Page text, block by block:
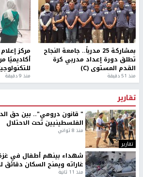
بمشاركة 25 مدرباً.. جامعة النجاح
تطلق دورة إعداد مدربي كرة
القدم المستوى (C)
منذ 51 دقيقة
مركز
أكاديميًا
منذ 9 دقيقة
تقارير
تقارير
" قانون درومي".. بين حق
الفلسطينيين تحت الاحتلال
منذ 8 ثواني
شهداء بينهم أطفال في
غاراته ويمنح السكان دقائق
منذ 11 ثانية